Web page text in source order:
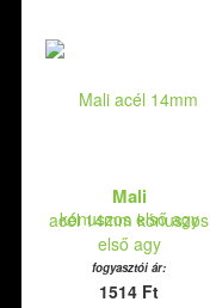
Mali
acél 14mm kónuszos
első agy
fogyasztói ár:
1514 Ft